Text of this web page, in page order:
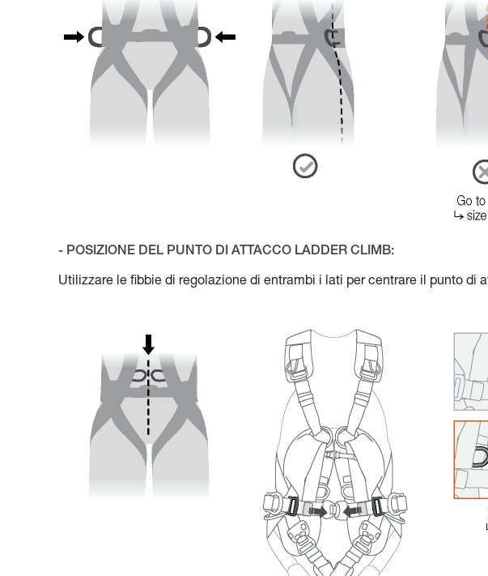
- POSIZIONE DEL PUNTO DI ATTACCO LADDER CLIMB:
Utilizzare le fibbie di regolazione di entrambi i lati per centrare il punto di